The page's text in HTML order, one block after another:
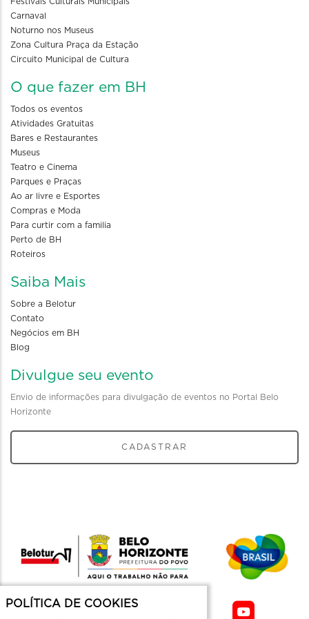
Carnaval
Noturno nos Museus
Zona Cultura Praça da Estação
Circuito Municipal de Cultura
O que fazer em BH
Todos os eventos
Atividades Gratuitas
Bares e Restaurantes
Museus
Teatro e Cinema
Parques e Praças
Ao ar livre e Esportes
Compras e Moda
Para curtir com a familia
Perto de BH
Roteiros
Saiba Mais
Sobre a Belotur
Contato
Negócios em BH
Blog
Divulgue seu evento
Envio de informações para divulgação de eventos no Portal Belo
Horizonte
CADASTRAR
POLÍTICA DE COOKIES